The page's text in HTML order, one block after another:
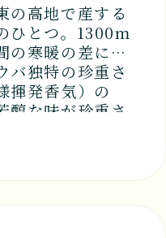
の高地で産する
ひとつ。1300m
の寒暖の差によ
バ独特の珍重さ
揮発香気）の
醇な味が珍重さ
高品質なウバの
綺麗な水色がカ
ルクティーにお